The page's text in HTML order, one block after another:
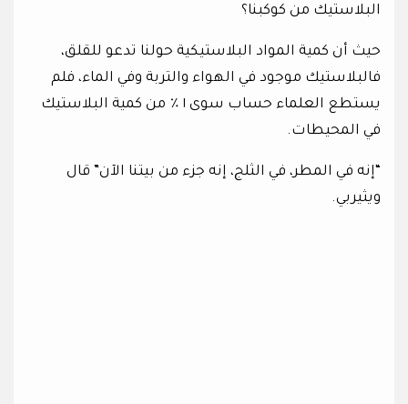
البلاستيك من كوكبنا؟
حيث أن كمية المواد البلاستيكية حولنا تدعو للقلق،
فالبلاستيك موجود في الهواء والتربة وفي الماء، فلم
يستطع العلماء حساب سوى ١ ٪ من كمية البلاستيك
في المحيطات.
“إنه في المطر، في الثلج، إنه جزء من بيتنا الآن” قال
ويثيربي.